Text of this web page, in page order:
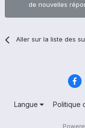
de nouvelles
Aller sur la liste des
Langue Politique